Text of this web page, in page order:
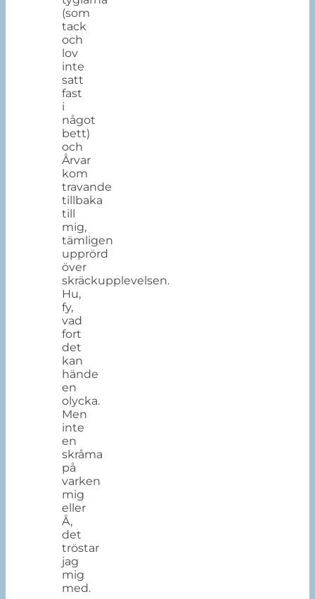
(som
tack
och
lov
inte
satt
fast
i
något
bett)
och
Årvar
kom
travande
tillbaka
till
mig,
tämligen
upprörd
över
skräckupplevelsen.
Hu,
fy,
vad
fort
det
kan
hände
en
olycka.
Men
inte
en
skråma
på
varken
mig
eller
Å,
det
tröstar
jag
mig
med.